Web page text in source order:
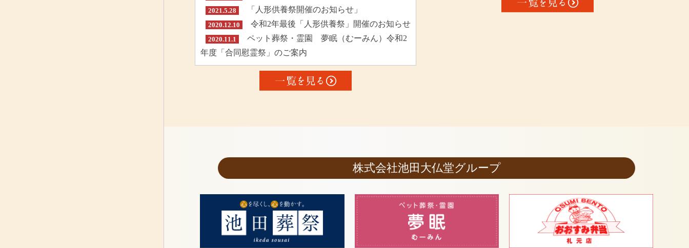
2021.5.28 「人形供養祭開催のお知らせ」
2020.12.10 令和2年最後「人形供養祭」開催のお知らせ
2020.11.1
ペット葬祭・霊園 夢眠（むーみん）令和2
年度「合同慰霊祭」のご案内
株式会社池田大仏堂グループ